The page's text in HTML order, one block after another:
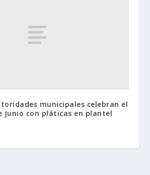
municipales celebran el
Junio con pláticas en plantel